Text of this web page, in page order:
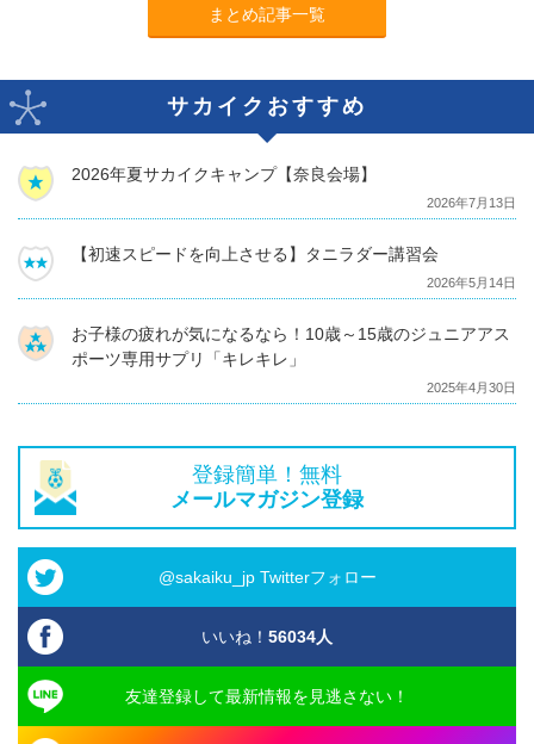
まとめ記事一覧
サカイクおすすめ
2026年夏サカイクキャンプ【奈良会場】
2026年7月13日
【初速スピードを向上させる】タニラダー講習会
2026年5月14日
お子様の疲れが気になるなら！10歳～15歳のジュニアアス
ポーツ専用サプリ「キレキレ」
2025年4月30日
登録簡単！無料
メールマガジン登録
@sakaiku_jp Twitterフォロー
いいね！ 56034人
友達登録して最新情報を見逃さない！